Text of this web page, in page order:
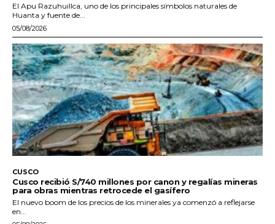
El Apu Razuhuillca, uno de los principales símbolos naturales de
Huanta y fuente de...
05/08/2026
CUSCO
Cusco recibió S/740 millones por canon y regalías mineras
para obras mientras retrocede el gasífero
El nuevo boom de los precios de los minerales ya comenzó a reflejarse
en...